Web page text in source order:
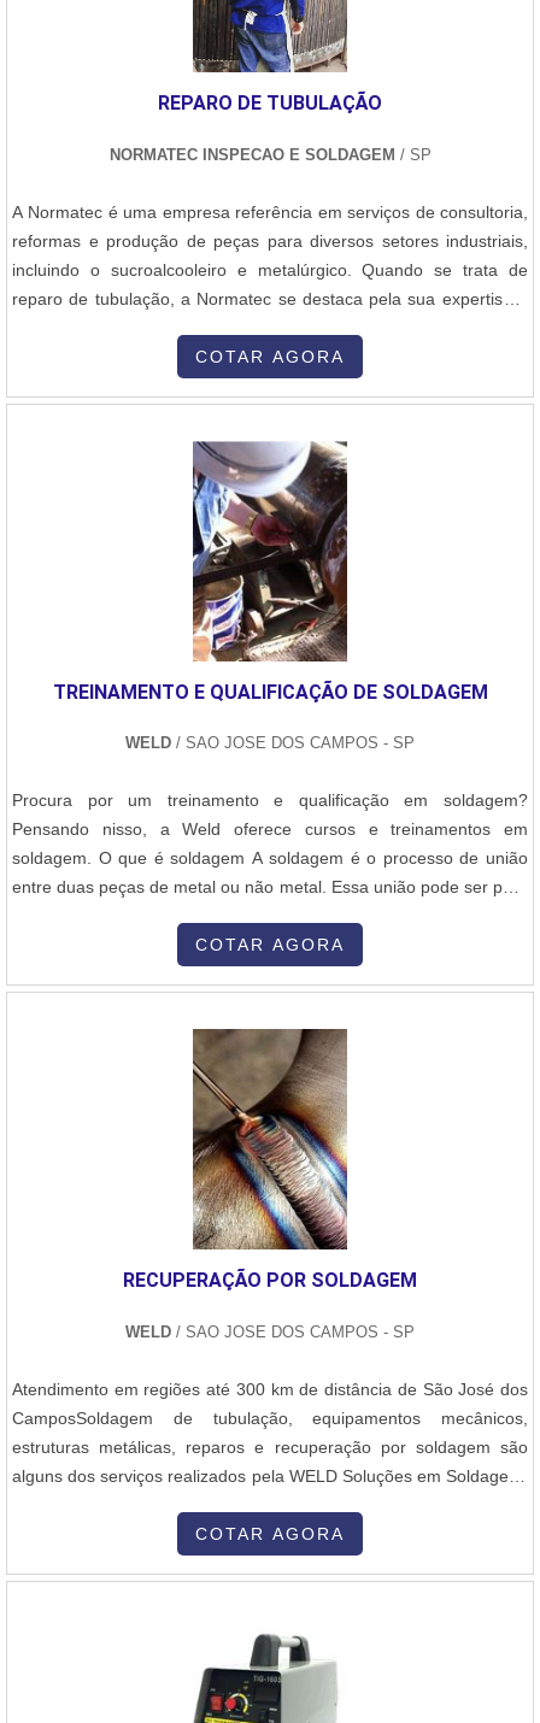
REPARO DE TUBULAÇÃO
NORMATEC INSPECAO E SOLDAGEM / SP
A Normatec é uma empresa referência em serviços de consultoria,
reformas e produção de peças para diversos setores industriais,
incluindo o sucroalcooleiro e metalúrgico. Quando se trata de
reparo de tubulação, a Normatec se destaca pela sua expertise e
qualidade.O reparo de tubulação é uma atividade essencial para
Normatec possui uma equipe altamente qualificada e
equipamentos modernos para realizar reparos em tubulações de
diferentes materiais, como aço carbono, aço inoxidável e
PVC.Além disso, a empresa conta com um amplo estoque de
peças e componentes, o que agiliza o processo de reparo e
minimiza o tempo de parada da produção. A Normatec também
oferece serviços de inspeção e manutenção preventiva, visando
identificar possíveis problemas antes que se tornem grandes
seus serviços, seguindo rigorosamente as normas técnicas e
regulamentações do setor. Com anos de experiência e um histórico
empresas que buscam soluções eficientes e duradouras em reparo
de tubulação.Se você está em busca de uma empresa
especializada em reparo de tubulação, conte com a Normatec.
Entre em contato e conheça todas as soluções que a empresa
COTAR AGORA
TREINAMENTO E QUALIFICAÇÃO DE SOLDAGEM
WELD / SAO JOSE DOS CAMPOS - SP
Procura por um treinamento e qualificação em soldagem?
Pensando nisso, a Weld oferece cursos e treinamentos em
soldagem. O que é soldagem A soldagem é o processo de união
entre duas peças de metal ou não metal. Essa união pode ser para
defeito, devolvendo a ela as suas funcionalidades. Tipos de
COTAR AGORA
RECUPERAÇÃO POR SOLDAGEM
WELD / SAO JOSE DOS CAMPOS - SP
Atendimento em regiões até 300 km de distância de São José dos
CamposSoldagem de tubulação, equipamentos mecânicos,
estruturas metálicas, reparos e recuperação por soldagem são
alguns dos serviços realizados pela WELD Soluções em Soldagem.
como ASME, AWS, API, DNV, EN, ISO, ABNT, Petrobras. Sobre a
COTAR AGORA